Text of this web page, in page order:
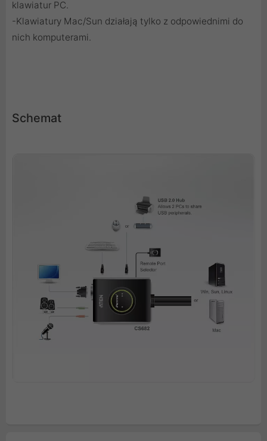
klawiatur PC.
-Klawiatury Mac/Sun działają tylko z odpowiednimi do
nich komputerami.
Schemat